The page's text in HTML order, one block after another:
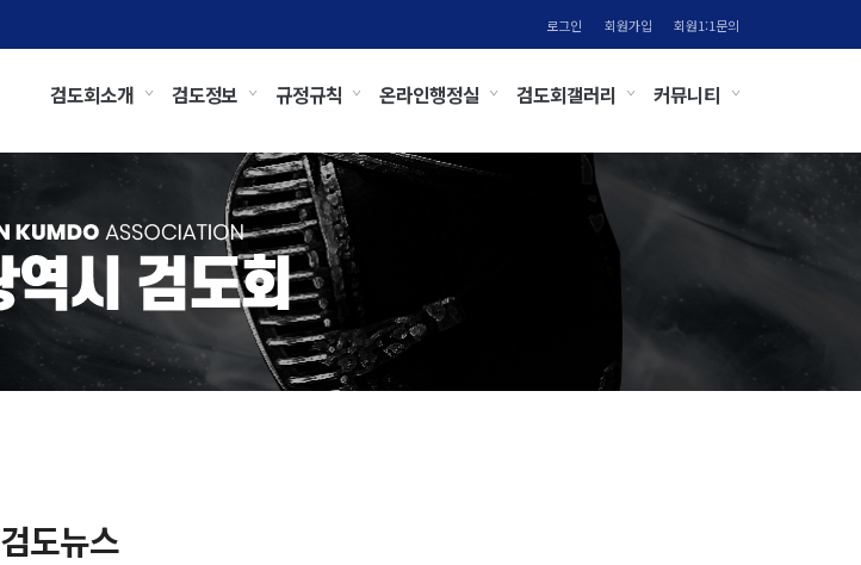
로그인 회원가입 회원1:1문의
검도회소개 검도정보 규정규칙 온라인행정실 검도회갤러리 커뮤니티
검도뉴스